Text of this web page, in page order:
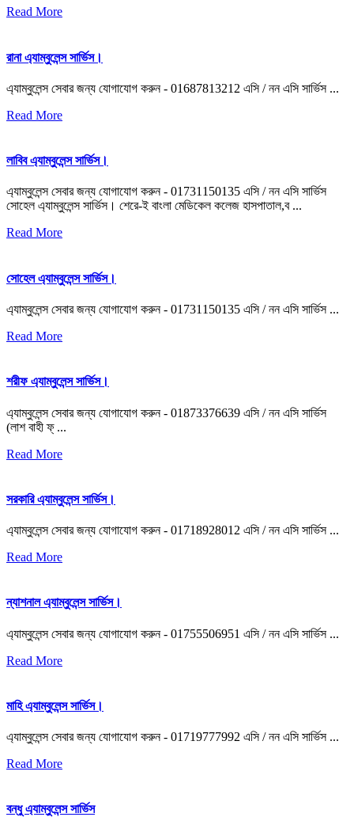
Read More
রানা এ্যাম্বুলেন্স সার্ভিস।
এ্যাম্বুলেন্স সেবার জন্য যোগাযোগ করুন - 01687813212 এসি / নন এসি সার্ভিস ...
Read More
লাবিব এ্যাম্বুলেন্স সার্ভিস।
এ্যাম্বুলেন্স সেবার জন্য যোগাযোগ করুন - 01731150135 এসি / নন এসি সার্ভিস
সোহেল এ্যাম্বুলেন্স সার্ভিস। শেরে-ই বাংলা মেডিকেল কলেজ হাসপাতাল,ব ...
Read More
সোহেল এ্যাম্বুলেন্স সার্ভিস।
এ্যাম্বুলেন্স সেবার জন্য যোগাযোগ করুন - 01731150135 এসি / নন এসি সার্ভিস ...
Read More
শরীফ এ্যাম্বুলেন্স সার্ভিস।
এ্যাম্বুলেন্স সেবার জন্য যোগাযোগ করুন - 01873376639 এসি / নন এসি সার্ভিস
(লাশ বাহী ফ্ ...
Read More
সরকারি এ্যাম্বুলেন্স সার্ভিস।
এ্যাম্বুলেন্স সেবার জন্য যোগাযোগ করুন - 01718928012 এসি / নন এসি সার্ভিস ...
Read More
ন্যাশনাল এ্যাম্বুলেন্স সার্ভিস।
এ্যাম্বুলেন্স সেবার জন্য যোগাযোগ করুন - 01755506951 এসি / নন এসি সার্ভিস ...
Read More
মাহি এ্যাম্বুলেন্স সার্ভিস।
এ্যাম্বুলেন্স সেবার জন্য যোগাযোগ করুন - 01719777992 এসি / নন এসি সার্ভিস ...
Read More
বন্ধু এ্যাম্বুলেন্স সার্ভিস